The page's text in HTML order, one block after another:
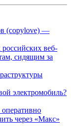
(copylove) —
веб-
сидящим за
электромобиль?
через «Макс»